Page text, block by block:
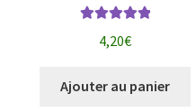
4,20€
Ajouter au panier